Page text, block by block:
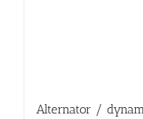
Alternator /